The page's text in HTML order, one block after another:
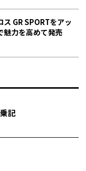
ス GR SPORTをアッ
力を高めて発売
記